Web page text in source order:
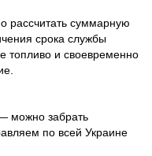
рассчитать суммарную
срока службы
топливо и своевременно
можно забрать
по всей Украине